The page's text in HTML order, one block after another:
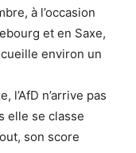
à l’occasion
et en Saxe,
environ un
l’AfD n’arrive pas
elle se classe
son score